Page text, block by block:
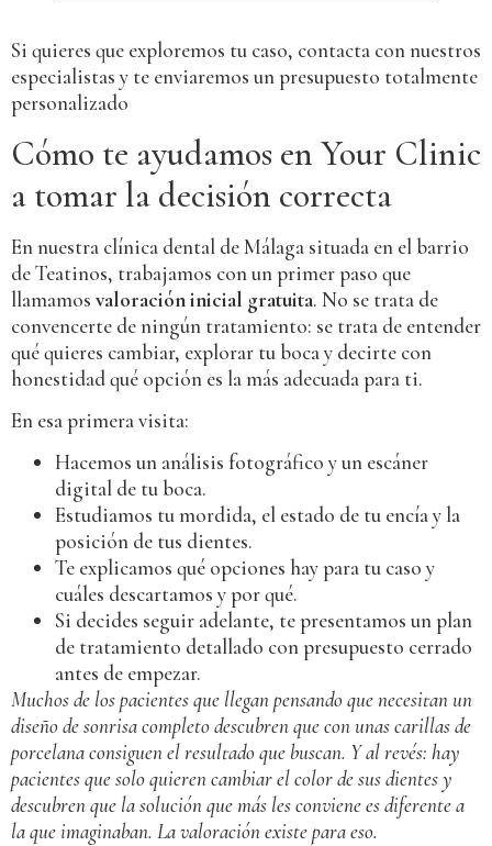
Si quieres que exploremos tu caso, contacta con nuestros
especialistas y te enviaremos un presupuesto totalmente
personalizado
Cómo te ayudamos en Your Clinic
a tomar la decisión correcta
En nuestra clínica dental de Málaga situada en el barrio
de Teatinos, trabajamos con un primer paso que
llamamos valoración inicial gratuita. No se trata de
convencerte de ningún tratamiento: se trata de entender
qué quieres cambiar, explorar tu boca y decirte con
honestidad qué opción es la más adecuada para ti.
En esa primera visita:
Hacemos un análisis fotográfico y un escáner
digital de tu boca.
Estudiamos tu mordida, el estado de tu encía y la
posición de tus dientes.
Te explicamos qué opciones hay para tu caso y
cuáles descartamos y por qué.
Si decides seguir adelante, te presentamos un plan
de tratamiento detallado con presupuesto cerrado
antes de empezar.
Muchos de los pacientes que llegan pensando que necesitan un
diseño de sonrisa completo descubren que con unas carillas de
porcelana consiguen el resultado que buscan. Y al revés: hay
pacientes que solo quieren cambiar el color de sus dientes y
descubren que la solución que más les conviene es diferente a
la que imaginaban. La valoración existe para eso.